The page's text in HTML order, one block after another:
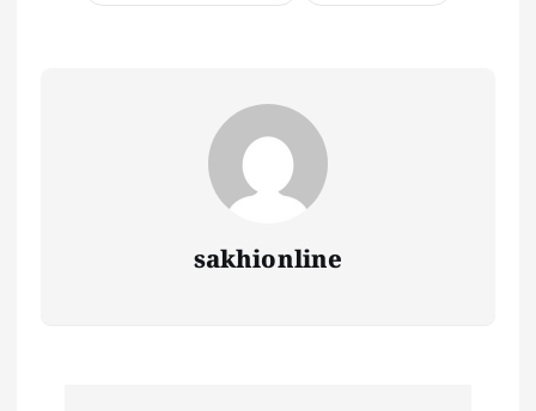
sakhionline